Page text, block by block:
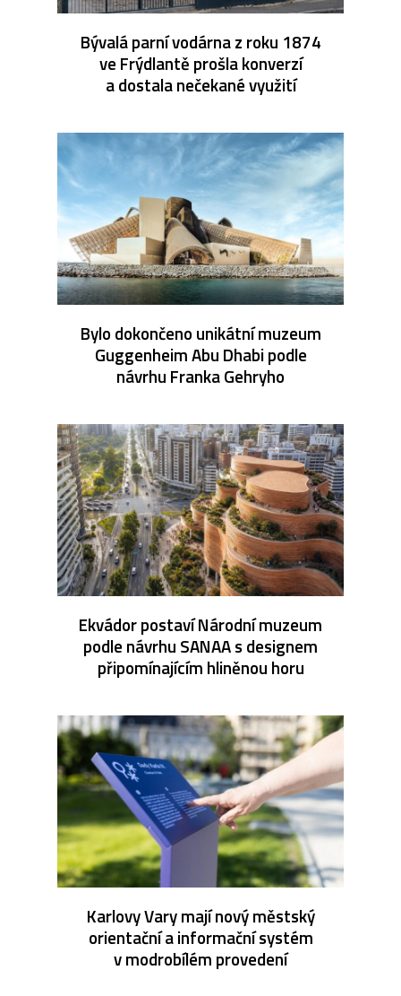
Bývalá parní vodárna z roku 1874
ve Frýdlantě prošla konverzí
a dostala nečekané využití
Bylo dokončeno unikátní muzeum
Guggenheim Abu Dhabi podle
návrhu Franka Gehryho
Ekvádor postaví Národní muzeum
podle návrhu SANAA s designem
připomínajícím hliněnou horu
Karlovy Vary mají nový městský
orientační a informační systém
v modrobílém provedení